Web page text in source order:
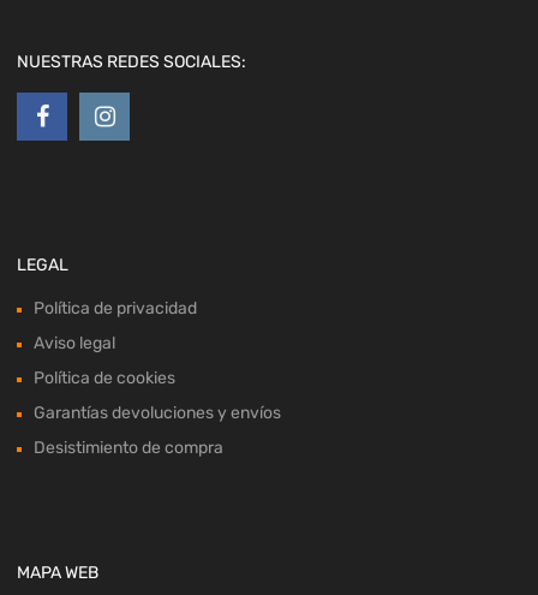
NUESTRAS REDES SOCIALES:
LEGAL
Política de privacidad
Aviso legal
Política de cookies
Garantías devoluciones y envíos
Desistimiento de compra
MAPA WEB